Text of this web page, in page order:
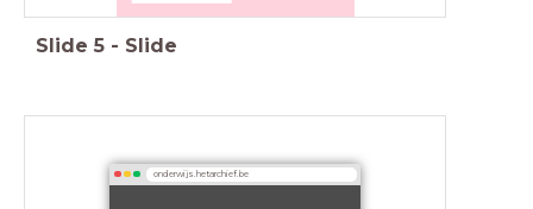
Slide 5 - Slide
onderwijs.hetarchief.be